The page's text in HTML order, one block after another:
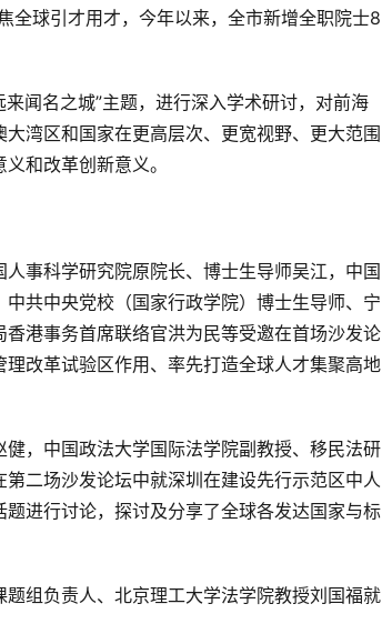
全球引才用才，今年以来，全市新增全职院士8
闻名之城”主题，进行深入学术研讨，对前海
湾区和国家在更高层次、更宽视野、更大范围
和改革创新意义。
事科学研究院原院长、博士生导师吴江，中国
共中央党校（国家行政学院）博士生导师、宁
港事务首席联络官洪为民等受邀在首场沙发论
改革试验区作用、率先打造全球人才集聚高地
，中国政法大学国际法学院副教授、移民法研
二场沙发论坛中就深圳在建设先行示范区中人
进行讨论，探讨及分享了全球各发达国家与标
组负责人、北京理工大学法学院教授刘国福就